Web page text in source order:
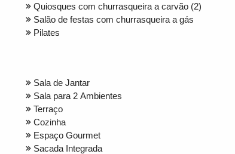
Quiosques com churrasqueira a carvão (2)
Salão de festas com churrasqueira a gás
Pilates
Sala de Jantar
Sala para 2 Ambientes
Terraço
Cozinha
Espaço Gourmet
Sacada Integrada